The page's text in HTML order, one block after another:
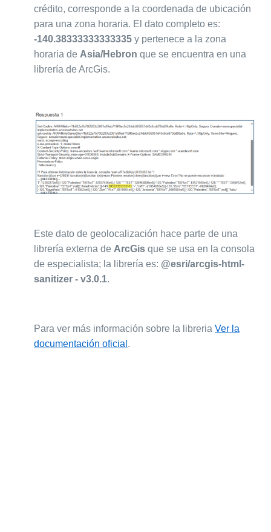
crédito, corresponde a la coordenada de ubicación
para una zona horaria. El dato completo es:
-140.38333333333335 y pertenece a la zona
horaria de Asia/Hebron que se encuentra en una
librería de ArcGis.
Este dato de geolocalización hace parte de una
librería externa de ArcGis que se usa en la consola
de especialista; la librería es: @esri/arcgis-html-
sanitizer - v3.0.1.
Para ver más información sobre la libreria Ver la
documentación oficial .